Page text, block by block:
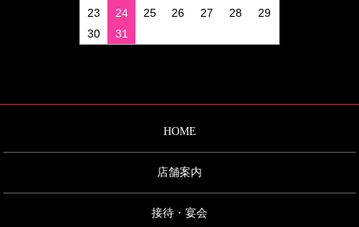
23
24 25 26 27 28
29
30
31
HOME
店舗案内
接待・宴会